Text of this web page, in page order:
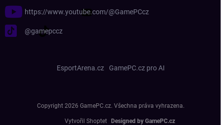
https://www.youtube.com/@GamePCcz
@gamepccz
EsportArena.cz GamePC.cz pro AI
Vytvořil Shoptet
Copyright 2026 GamePC.cz. Všechna práva vyhrazena.